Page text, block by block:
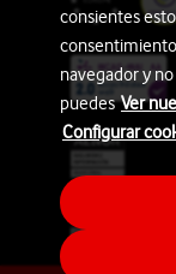
consientes
navegador y
puedesVer
Configurar